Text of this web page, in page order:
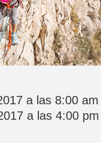
a las 8:00
a las 4:00 pm